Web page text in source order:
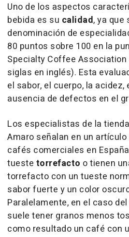
Uno de los aspectos
bebida es su calidad, ya que
denominación de
80 puntos sobre 100 en la
Specialty Coffee Association
siglas en inglés). Esta
el sabor, el cuerpo, la acidez,
ausencia de defectos en el
Los especialistas de la
Amaro señalan en un
cafés comerciales en
tueste torrefacto o tienen
torrefacto con un tueste
sabor fuerte y un color
Paralelamente, en el caso
suele tener granos menos
como resultado un café con